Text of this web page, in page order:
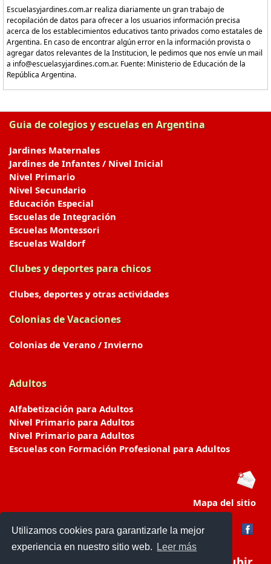
Utilizamos cookies para garantizarle la mejor
experiencia en nuestro sitio web.
Leer más
Escuelasyjardines.com.ar realiza diariamente un gran trabajo de
recopilación de datos para ofrecer a los usuarios información precisa
acerca de los establecimientos educativos tanto privados como estatales de
Argentina. En caso de encontrar algún error en la información provista o
agregar datos relevantes de la Institucion, le pedimos que nos envíe un mail
a info@escuelasyjardines.com.ar. Fuente: Ministerio de Educación de la
República Argentina.
Guia de colegios y escuelas en Argentina
Jardines Maternales
Jardines de Infantes / Nivel Inicial
Nivel Primario
Nivel Secundario
Educación Especial
Escuelas de Integración
Escuelas Montessori
Escuelas Waldorf
Clubes y deportes para chicos
Clubes, deportes y otras actividades
Colonias de Vacaciones
Colonias de Verano / Invierno
Adultos
Alfabetización para Adultos
Nivel Primario para Adultos
Nivel Primario para Adultos
Escuelas con Formación Profesional para Adultos
Mapa del sitio